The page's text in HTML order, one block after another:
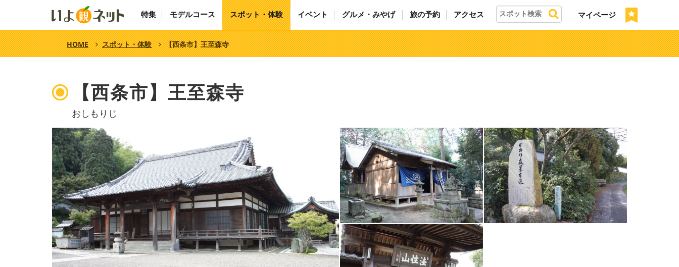
マイページ
特集 モデルコース スポット・体験 イベント グルメ・みやげ 旅の予約 アクセス
HOME スポット・体験 【西条市】王至森寺
【西条市】王至森寺
おしもりじ